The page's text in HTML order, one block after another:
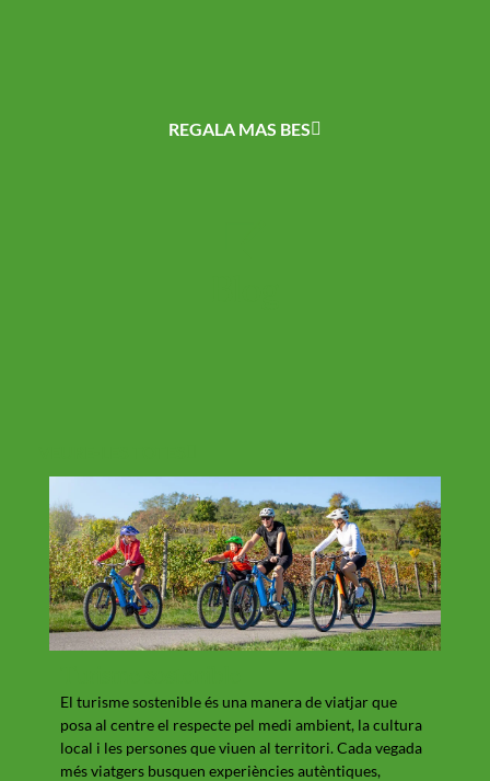
REGALA MAS BES
El turisme sostenible és una manera de viatjar que
posa al centre el respecte pel medi ambient, la cultura
local i les persones que viuen al territori. Cada vegada
més viatgers busquen experiències autèntiques,